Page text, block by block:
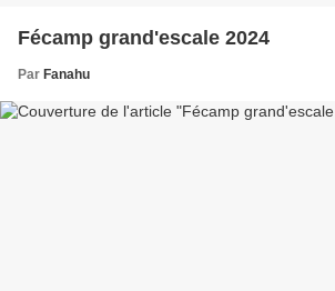
Fécamp grand'escale 2024
Par Fanahu